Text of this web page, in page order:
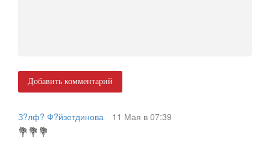
Добавить комментарий
З?лф? Ф?йзетдинова
11 Мая в 07:39
💐💐💐